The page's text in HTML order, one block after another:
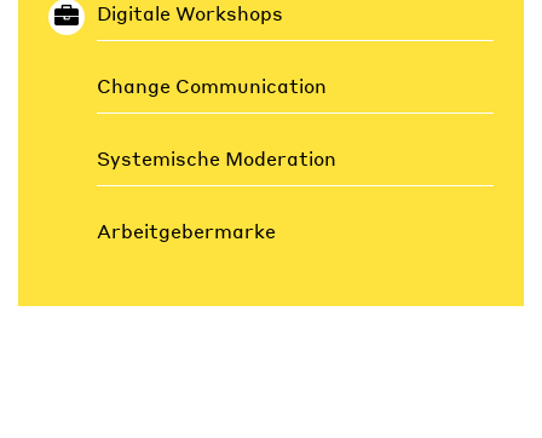
Digitale Workshops
Change Communication
Systemische Moderation
Arbeitgebermarke